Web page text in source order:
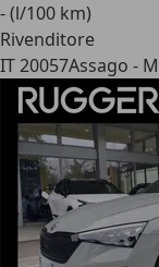
- (l/100 km)
Rivenditore
IT 20057Assago -